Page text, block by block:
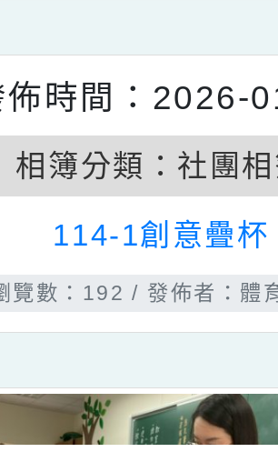
相簿分類：社團
項目： 一般相簿
114-1流行街舞
瀏覽數：237 發佈者：體